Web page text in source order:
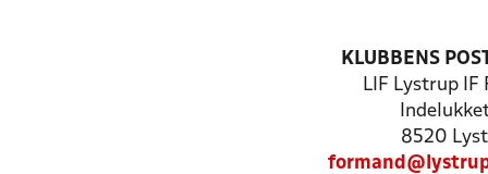
KLUBBENS
LIF Lystrup IF
8520